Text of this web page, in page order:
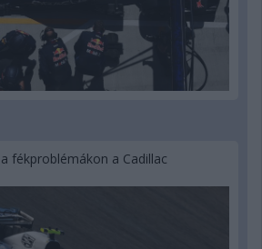
fékproblémákon a Cadillac